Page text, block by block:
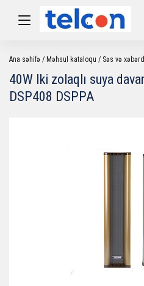
Ana səhifə Məhsul kataloqu Səs və
40W Iki zolaqlı suya
DSP408 DSPPA